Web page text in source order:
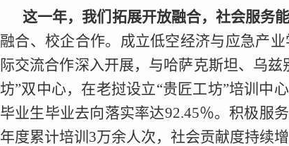
这一年，我们拓展开放融合，社会服务
融合、校企合作。成立低空经济与应急产
际交流合作深入开展，与哈萨克斯坦、乌
坊”双中心，在老挝设立“贵匠工坊”培训中
毕业生毕业去向落实率达92.45％。积极服
年度累计培训3万余人次，社会贡献度持续增